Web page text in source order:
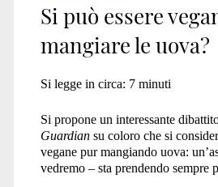
<span>Linda
Turvey</span>
Si può essere
mangiare le uova?
Si legge in circa: 7 minuti
Si propone un interessante
Guardiansu coloro che si
vegane pur mangiando uova:
vedremo – sta prendendo sempre